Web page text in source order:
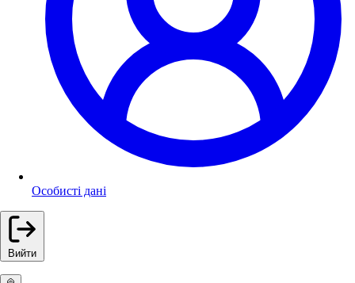
Особисті дані
Вийти